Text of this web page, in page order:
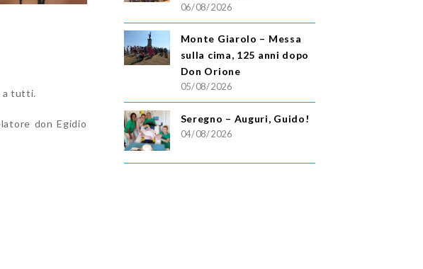
a tutti.
don Egidio
06/08/2026
Monte Giarolo – Messa
sulla cima, 125 anni dopo
Don Orione
05/08/2026
Seregno – Auguri, Guido!
04/08/2026